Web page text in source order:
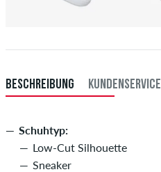
BESCHREIBUNG KUNDENSERVICE
Schuhtyp:
Low-Cut Silhouette
Sneaker